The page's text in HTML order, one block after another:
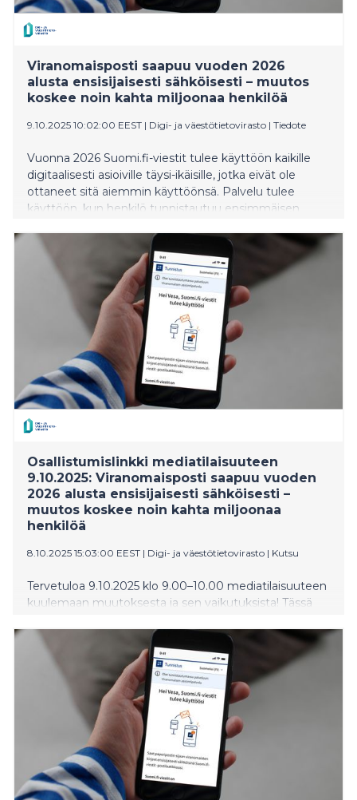
Viranomaisposti saapuu vuoden 2026
alusta ensisijaisesti sähköisesti – muutos
koskee noin kahta miljoonaa henkilöä
9.10.2025 10:02:00 EEST | Digi- ja väestötietovirasto | Tiedote
Vuonna 2026 Suomi.fi-viestit tulee käyttöön kaikille
digitaalisesti asioiville täysi-ikäisille, jotka eivät ole
ottaneet sitä aiemmin käyttöönsä. Palvelu tulee
käyttöön, kun henkilö tunnistautuu ensimmäisen
asiointipalveluun. Muutoksen jälkeen viranomaispostia
vastaanottaa ensisijaisesti digitaalisesti yli neljä
miljoonaa henkilöä.
Osallistumislinkki mediatilaisuuteen
9.10.2025: Viranomaisposti saapuu vuoden
2026 alusta ensisijaisesti sähköisesti –
muutos koskee noin kahta miljoonaa
henkilöä
8.10.2025 15:03:00 EEST | Digi- ja väestötietovirasto | Kutsu
Tervetuloa 9.10.2025 klo 9.00–10.00 mediatilaisuuteen
kuulemaan muutoksesta ja sen vaikutuksista! Tässä